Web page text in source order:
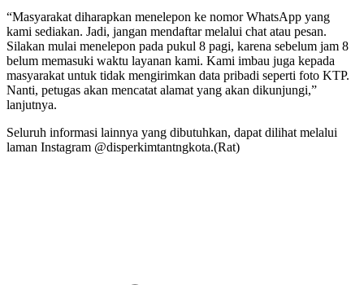
“Masyarakat diharapkan menelepon ke nomor WhatsApp yang
kami sediakan. Jadi, jangan mendaftar melalui chat atau pesan.
Silakan mulai menelepon pada pukul 8 pagi, karena sebelum jam 8
belum memasuki waktu layanan kami. Kami imbau juga kepada
masyarakat untuk tidak mengirimkan data pribadi seperti foto KTP.
Nanti, petugas akan mencatat alamat yang akan dikunjungi,”
lanjutnya.
Seluruh informasi lainnya yang dibutuhkan, dapat dilihat melalui
laman Instagram @disperkimtantngkota.(Rat)